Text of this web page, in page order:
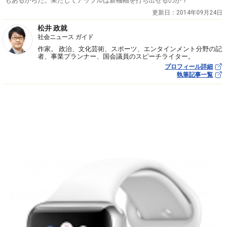
更新日： 2014年09月24日
松井 政就
社会ニュース ガイド
作家。 政治、文化芸術、スポーツ、エンタインメント分野の記
者、事業プランナー、国会議員のスピーチライター。
プロフィール詳細
執筆記事一覧